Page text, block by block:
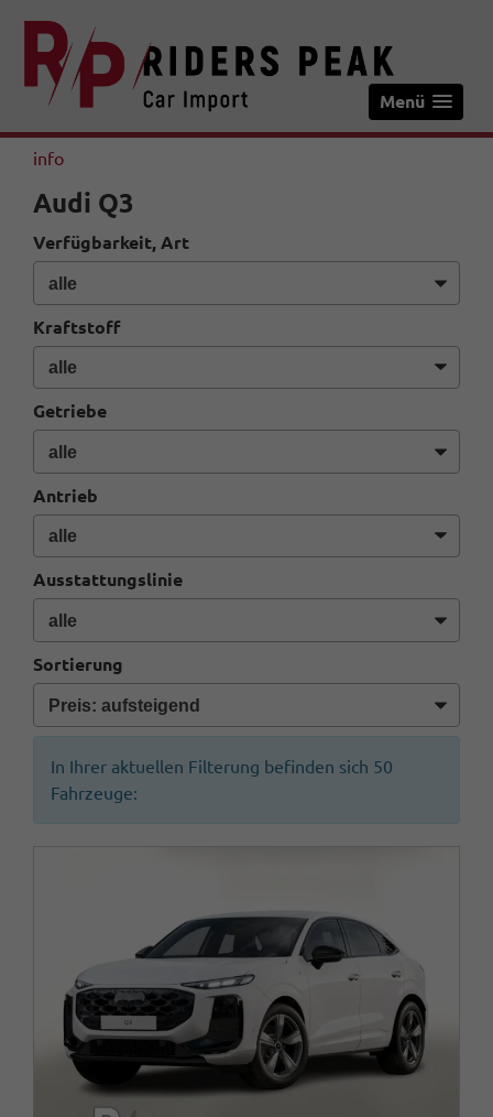
Menü
info
Audi Q3
Verfügbarkeit, Art
Kraftstoff
Getriebe
Antrieb
Ausstattungslinie
Sortierung
In Ihrer aktuellen Filterung befinden sich 50
Fahrzeuge: